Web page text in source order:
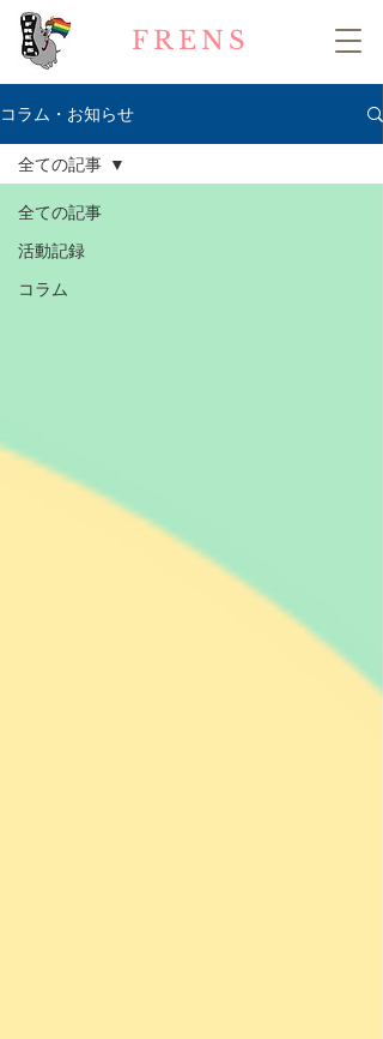
FRENS
コラム・お知らせ
全ての記事
活動記録
コラム
全ての記事